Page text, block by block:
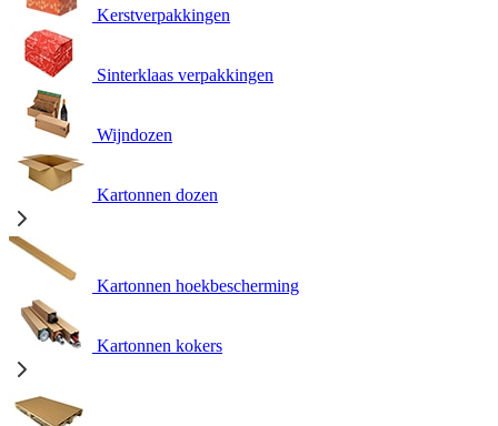
Kerstverpakkingen
Sinterklaas verpakkingen
Wijndozen
Kartonnen dozen
Kartonnen hoekbescherming
Kartonnen kokers